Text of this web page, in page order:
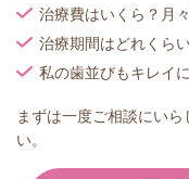
治療費はいくら？月
治療期間はどれくら
私の歯並びもキレイ
まずは一度ご相談にいら
い。